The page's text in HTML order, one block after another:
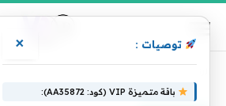
محليات السعودية: برعاية سمو محافظ الأحساء.. وكيل المحافظة يكرّم
توصيات : ×
باقة متميزة VIP (كود: AA35872):